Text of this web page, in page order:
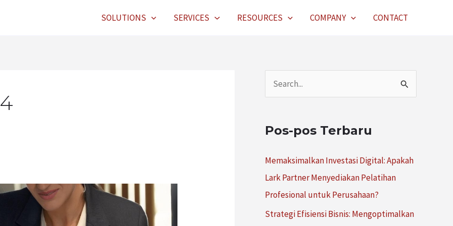
SOLUTIONS SERVICES RESOURCES COMPANY CONTACT
i
u
n
t
Pos-pos Terbaru
Memaksimalkan Investasi Digital: Apakah
Lark Partner Menyediakan Pelatihan
Profesional untuk Perusahaan?
Strategi Efisiensi Bisnis: Mengoptimalkan